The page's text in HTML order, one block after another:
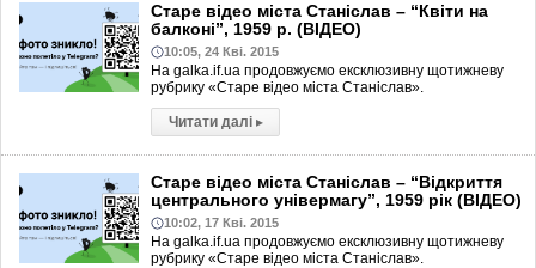
Старе відео міста Станіслав – “Квіти на
балконі”, 1959 р. (ВІДЕО)
10:05, 24 Кві. 2015
На galka.if.ua продовжуємо ексклюзивну щотижневу
рубрику «Старе відео міста Станіслав».
Читати далі ▸
Старе відео міста Станіслав – “Відкриття
центрального універмагу”, 1959 рік (ВІДЕО)
10:02, 17 Кві. 2015
На galka.if.ua продовжуємо ексклюзивну щотижневу
рубрику «Старе відео міста Станіслав».